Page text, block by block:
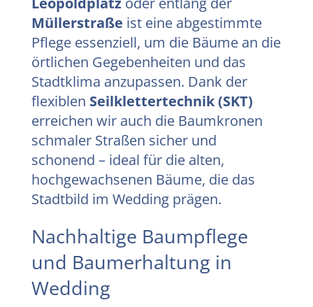
Müllerstraße ist eine abgestimmte
Pflege essenziell, um die Bäume an die
örtlichen Gegebenheiten und das
Stadtklima anzupassen. Dank der
flexiblen Seilklettertechnik (SKT)
erreichen wir auch die Baumkronen
schmaler Straßen sicher und
schonend – ideal für die alten,
hochgewachsenen Bäume, die das
Stadtbild im Wedding prägen.
Nachhaltige Baumpflege
und Baumerhaltung in
Wedding